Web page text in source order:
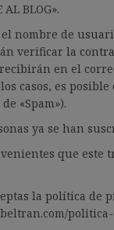
AL BLOG».
nombre de
verificar la
en el
casos, es
«Spam»).
ya se han
que este
la política de